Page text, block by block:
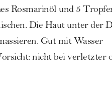
Rosmarinöl und 5
Die Haut unter der
Gut mit Wasser
nicht bei verletzter